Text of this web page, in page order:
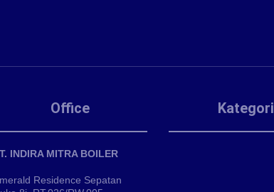
Office
INDIRA MITRA BOILER
Residence Sepatan
Kategori